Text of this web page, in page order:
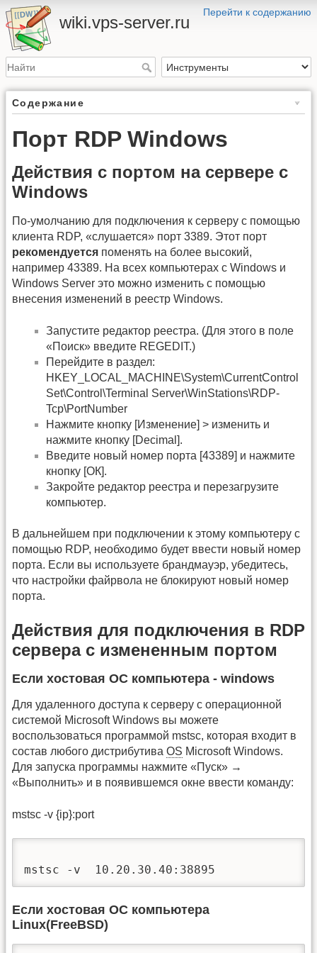
Перейти к содержанию
wiki.vps-server.ru
Содержание
Порт RDP Windows
Действия с портом на сервере с
Windows
По-умолчанию для подключения к серверу с помощью
клиента RDP, «слушается» порт 3389. Этот порт
рекомендуется поменять на более высокий,
например 43389. На всех компьютерах с Windows и
Windows Server это можно изменить с помощью
внесения изменений в реестр Windows.
Запустите редактор реестра. (Для этого в поле
«Поиск» введите REGEDIT.)
Перейдите в раздел:
HKEY_LOCAL_MACHINE\System\CurrentControl
Set\Control\Terminal Server\WinStations\RDP-
Tcp\PortNumber
Нажмите кнопку [Изменение] > изменить и
нажмите кнопку [Decimal].
Введите новый номер порта [43389] и нажмите
кнопку [ОК].
Закройте редактор реестра и перезагрузите
компьютер.
В дальнейшем при подключении к этому компьютеру с
помощью RDP, необходимо будет ввести новый номер
порта. Если вы используете брандмауэр, убедитесь,
что настройки файрвола не блокируют новый номер
порта.
Действия для подключения в RDP
сервера с измененным портом
Если хостовая ОС компьютера - windows
Для удаленного доступа к серверу с операционной
системой Microsoft Windows вы можете
воспользоваться программой mstsc, которая входит в
состав любого дистрибутива OS Microsoft Windows.
Для запуска программы нажмите «Пуск» →
«Выполнить» и в появившемся окне ввести команду:
mstsc -v {ip}:port
mstsc -v  10.20.30.40:38895
Если хостовая ОС компьютера
Linux(FreeBSD)